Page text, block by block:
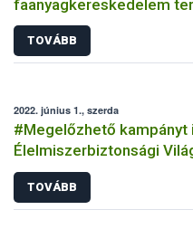
faanyagkereskedelem
TOVÁBB
2022. június 1., szerda
#Megelőzhető kampányt
Élelmiszerbiztonsági
TOVÁBB